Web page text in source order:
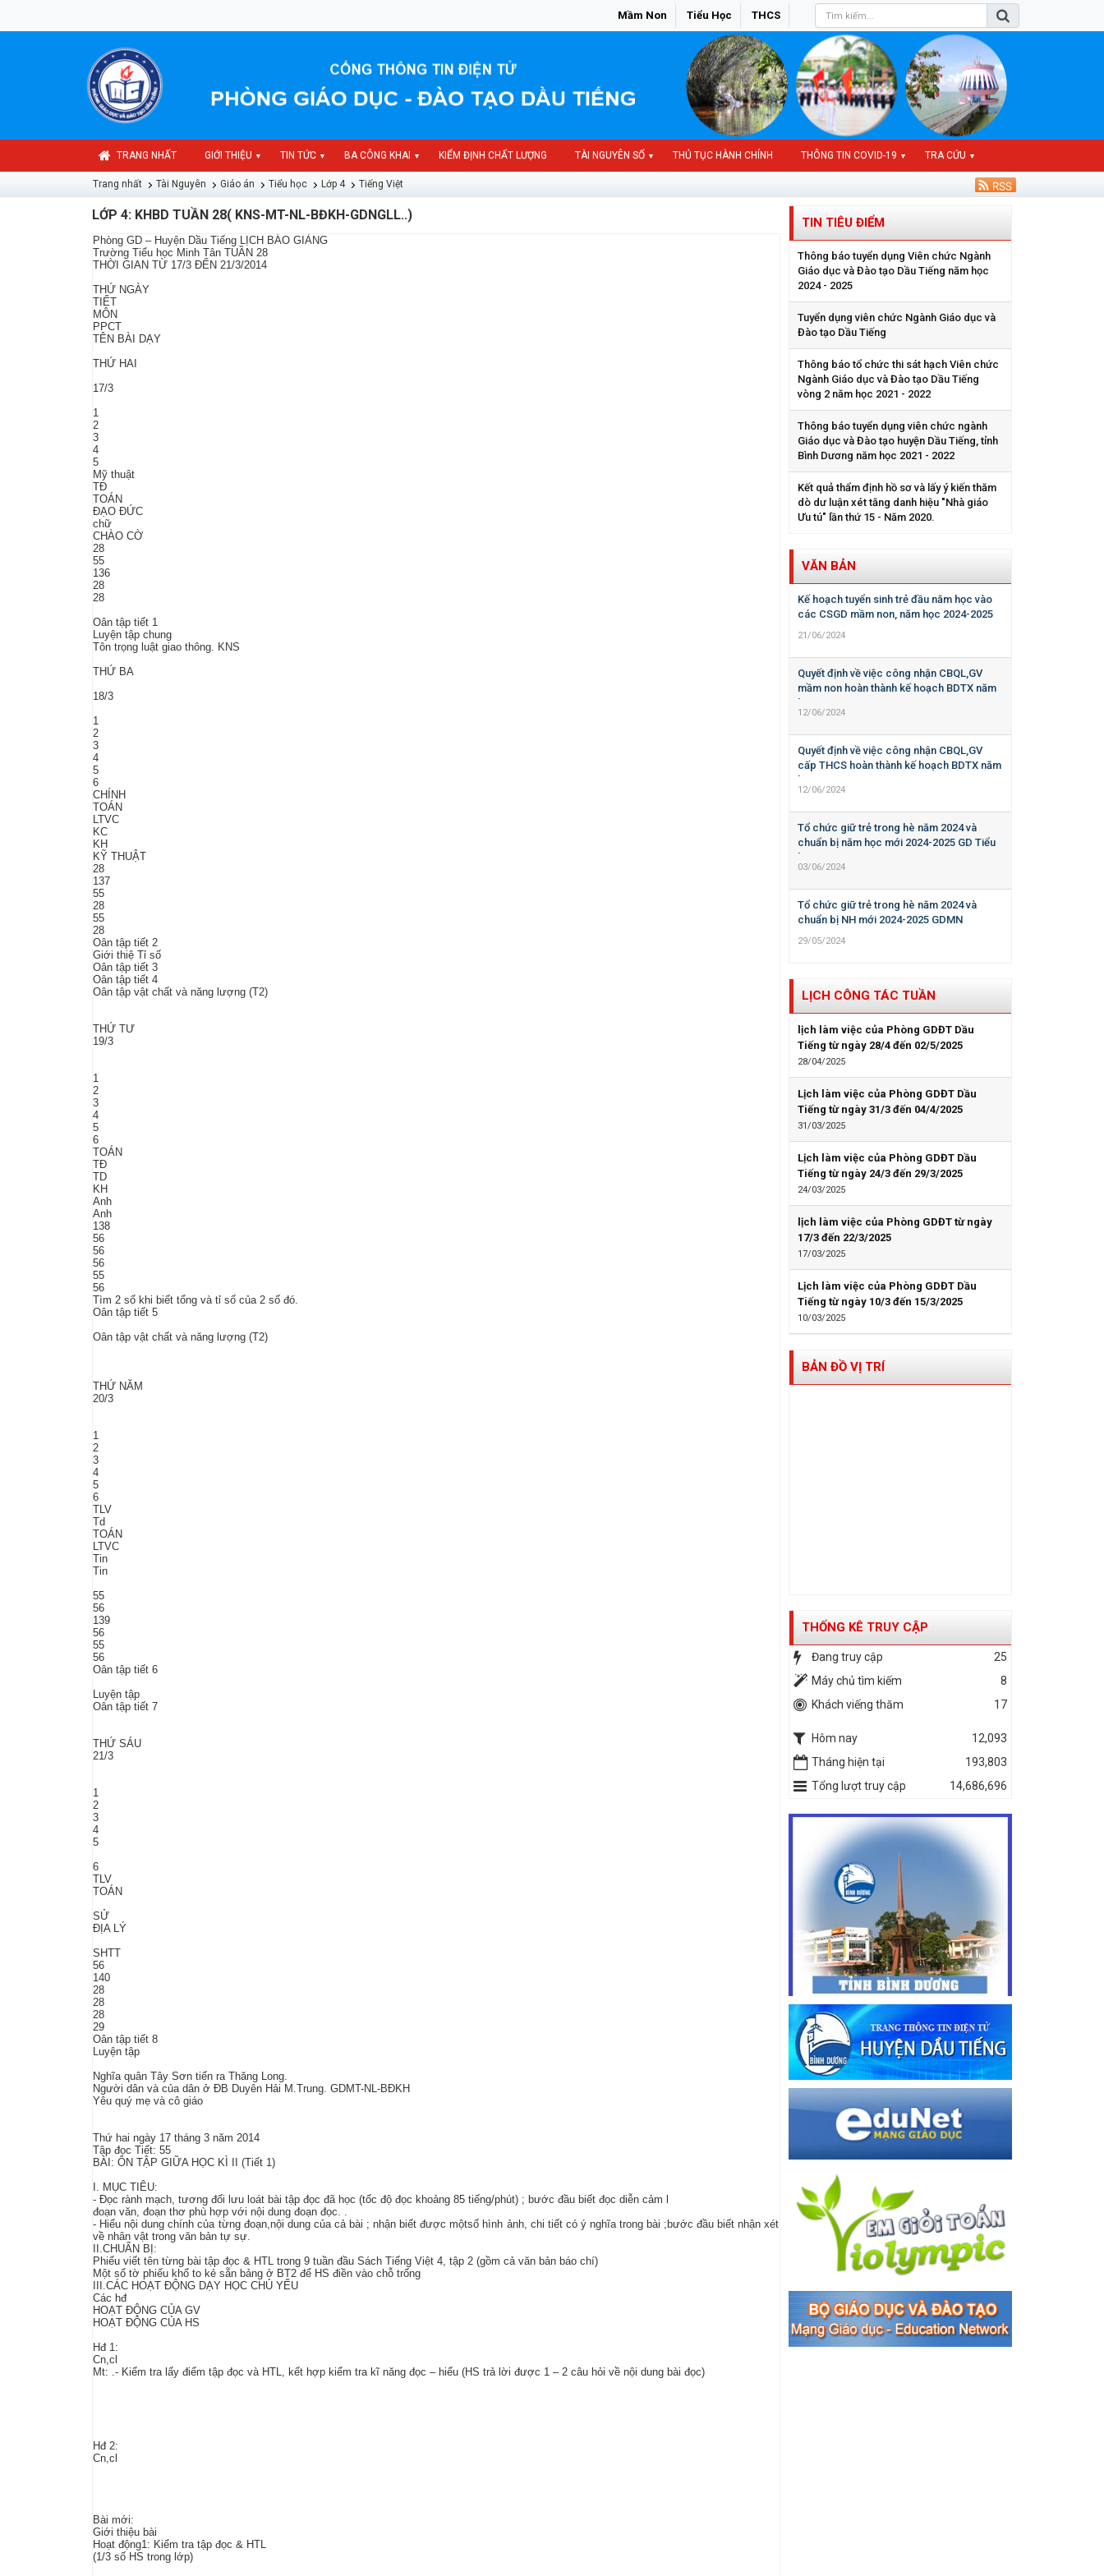
Mầm Non Tiểu Học THCS
TRANG NHẤT GIỚI THIỆU ▼ TIN TỨC ▼ BA CÔNG KHAI ▼ KIỂM ĐỊNH CHẤT LƯỢNG TÀI NGUYÊN SỐ ▼ THỦ TỤC HÀNH CHÍNH THÔNG TIN COVID-19 ▼ TRA CỨU ▼
Trang nhất Tài Nguyên Giáo án Tiểu học Lớp 4 Tiếng Việt
LỚP 4: KHBD TUẦN 28( KNS-MT-NL-BĐKH-GDNGLL..)
Phòng GD – Huyện Dầu Tiếng LỊCH BÁO GIẢNG
Trường Tiểu học Minh Tân TUẦN 28
THỜI GIAN TỪ 17/3 ĐẾN 21/3/2014
THỨ NGÀY
TIẾT
MÔN
PPCT
TÊN BÀI DẠY
THỨ HAI
17/3
1
2
3
4
5
Mỹ thuật
TĐ
TOÁN
ĐẠO ĐỨC
chữ
CHÀO CỜ
28
55
136
28
28
Oân tập tiết 1
Luyện tập chung
Tôn trọng luật giao thông. KNS
THỨ BA
18/3
1
2
3
4
5
6
CHÍNH
TOÁN
LTVC
KC
KH
KỸ THUẬT
28
137
55
28
55
28
Oân tập tiết 2
Giới thiệ Tỉ số
Oân tập tiết 3
Oân tập tiết 4
Oân tập vật chất và năng lượng (T2)
THỨ TƯ
19/3
1
2
3
4
5
6
TOÁN
TĐ
TD
KH
Anh
Anh
138
56
56
56
55
56
Tìm 2 số khi biết tổng và tỉ số của 2 số đó.
Oân tập tiết 5
Oân tập vật chất và năng lượng (T2)
THỨ NĂM
20/3
1
2
3
4
5
6
TLV
Td
TOÁN
LTVC
Tin
Tin
55
56
139
56
55
56
Oân tập tiết 6
Luyện tập
Oân tập tiết 7
THỨ SÁU
21/3
1
2
3
4
5
6
TLV
TOÁN
SỬ
ĐỊA LÝ
SHTT
56
140
28
28
28
29
Oân tập tiết 8
Luyện tập
Nghĩa quân Tây Sơn tiến ra Thăng Long.
Người dân và của dân ở ĐB Duyên Hải M.Trung. GDMT-NL-BĐKH
Yêu quý mẹ và cô giáo
Thứ hai ngày 17 tháng 3 năm 2014
Tập đọc Tiết: 55
BÀI: ÔN TẬP GIỮA HỌC KÌ II (Tiết 1)
I. MỤC TIÊU:
- Đọc rành mạch, tương đối lưu loát bài tập đọc đã học (tốc độ đọc khoảng 85 tiếng/phút) ; bước đầu biết đọc diễn cảm l
đoạn văn, đoạn thơ phù hợp với nội dung đoạn đọc. .
- Hiểu nội dung chính của từng đoạn,nội dung của cả bài ; nhận biết được mộtsố hình ảnh, chi tiết có ý nghĩa trong bài ;bước đầu biết nhận xét
về nhân vật trong văn bản tự sự.
II.CHUẨN BỊ:
Phiếu viết tên từng bài tập đọc & HTL trong 9 tuần đầu Sách Tiếng Việt 4, tập 2 (gồm cả văn bản báo chí)
Một số tờ phiếu khổ to kẻ sẵn bảng ở BT2 để HS điền vào chỗ trống
III.CÁC HOẠT ĐỘNG DẠY HỌC CHỦ YẾU
Các hđ
HOẠT ĐỘNG CỦA GV
HOẠT ĐỘNG CỦA HS
Hđ 1:
Cn,cl
Mt: .- Kiểm tra lấy điểm tập đọc và HTL, kết hợp kiểm tra kĩ năng đọc – hiểu (HS trả lời được 1 – 2 câu hỏi về nội dung bài đọc)
Hđ 2:
Cn,cl
Bài mới:
Giới thiệu bài
Hoạt động1: Kiểm tra tập đọc & HTL
(1/3 số HS trong lớp)
TIN TIÊU ĐIỂM
Thông báo tuyển dụng Viên chức Ngành
Giáo dục và Đào tạo Dầu Tiếng năm học
2024 - 2025
Tuyển dụng viên chức Ngành Giáo dục và
Đào tạo Dầu Tiếng
Thông báo tổ chức thi sát hạch Viên chức
Ngành Giáo dục và Đào tạo Dầu Tiếng
vòng 2 năm học 2021 - 2022
Thông báo tuyển dụng viên chức ngành
Giáo dục và Đào tạo huyện Dầu Tiếng, tỉnh
Bình Dương năm học 2021 - 2022
Kết quả thẩm định hồ sơ và lấy ý kiến thăm
dò dư luận xét tăng danh hiệu "Nhà giáo
Ưu tú" lần thứ 15 - Năm 2020.
VĂN BẢN
Kế hoạch tuyển sinh trẻ đầu năm học vào
các CSGD mầm non, năm học 2024-2025
21/06/2024
Quyết định về việc công nhận CBQL,GV
mầm non hoàn thành kế hoạch BDTX năm
học 2023-2024
12/06/2024
Quyết định về việc công nhận CBQL,GV
cấp THCS hoàn thành kế hoạch BDTX năm
học 2023-2024
12/06/2024
Tổ chức giữ trẻ trong hè năm 2024 và
chuẩn bị năm học mới 2024-2025 GD Tiểu
học
03/06/2024
Tổ chức giữ trẻ trong hè năm 2024 và
chuẩn bị NH mới 2024-2025 GDMN
29/05/2024
LỊCH CÔNG TÁC TUẦN
lịch làm việc của Phòng GDĐT Dầu
Tiếng từ ngày 28/4 đến 02/5/2025
28/04/2025
Lịch làm việc của Phòng GDĐT Dầu
Tiếng từ ngày 31/3 đến 04/4/2025
31/03/2025
Lịch làm việc của Phòng GDĐT Dầu
Tiếng từ ngày 24/3 đến 29/3/2025
24/03/2025
lịch làm việc của Phòng GDĐT từ ngày
17/3 đến 22/3/2025
17/03/2025
Lịch làm việc của Phòng GDĐT Dầu
Tiếng từ ngày 10/3 đến 15/3/2025
10/03/2025
BẢN ĐỒ VỊ TRÍ
THỐNG KÊ TRUY CẬP
Đang truy cập
25
Máy chủ tìm kiếm
8
Khách viếng thăm
17
Hôm nay
12,093
Tháng hiện tại
193,803
Tổng lượt truy cập
14,686,696